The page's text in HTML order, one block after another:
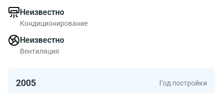
Неизвестно
Кондиционирование
Неизвестно
Вентиляция
2005 Год постройки